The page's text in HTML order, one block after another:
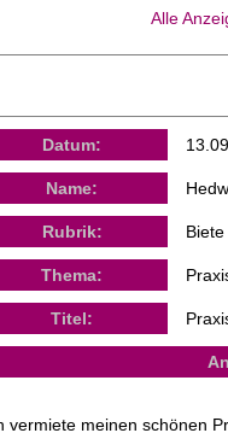
Alle
Datum:
Name:
Rubrik: Biete
Thema:
Titel:
vermiete meinen schönen